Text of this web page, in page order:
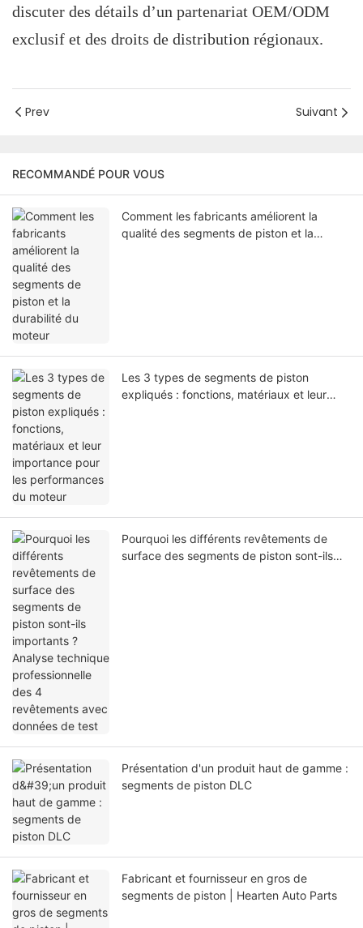
discuter des détails d’un partenariat OEM/ODM
exclusif et des droits de distribution régionaux.
Prev Suivant
RECOMMANDÉ POUR VOUS
Comment les fabricants améliorent la
qualité des segments de piston et la
Les 3 types de segments de piston
expliqués : fonctions, matériaux et leur
Pourquoi les différents revêtements de
surface des segments de piston sont-ils
Présentation d'un produit haut de gamme :
segments de piston DLC
Fabricant et fournisseur en gros de
segments de piston | Hearten Auto Parts